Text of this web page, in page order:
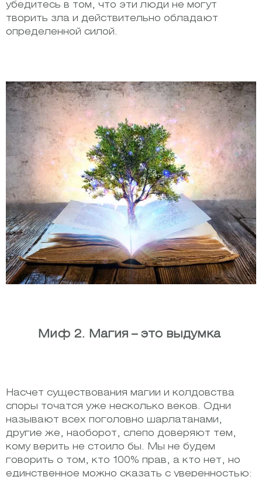
убедитесь в том, что эти люди не могут
творить зла и действительно обладают
определенной силой.
Миф 2. Магия – это выдумка
Насчет существования магии и колдовства
споры точатся уже несколько веков. Одни
называют всех поголовно шарлатанами,
другие же, наоборот, слепо доверяют тем,
кому верить не стоило бы. Мы не будем
говорить о том, кто 100% прав, а кто нет, но
единственное можно сказать с уверенностью: